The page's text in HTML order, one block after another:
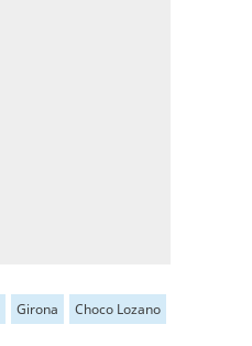
Girona
Choco Lozano